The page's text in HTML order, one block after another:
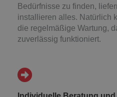
Bedürfnisse zu finden,
installieren alles. Natürlich
die regelmäßige Wartung,
zuverlässig funktioniert.